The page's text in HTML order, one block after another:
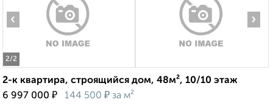
2/2
‹ ›
2-к квартира, строящийся дом, 48м², 10/10 этаж
6 997 000 ₽ 144 500 ₽ за м²